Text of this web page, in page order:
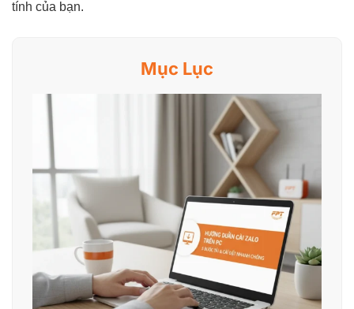
tính của bạn.
Mục Lục